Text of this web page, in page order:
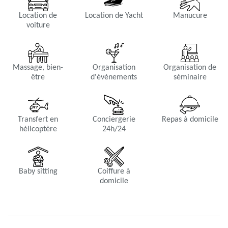
Location de
voiture
Location de Yacht Manucure
Massage, bien-
être
Organisation
d'événements
Organisation de
séminaire
Transfert en
hélicoptère
Conciergerie
24h/24
Repas à domicile
Baby sitting
Coiffure à
domicile